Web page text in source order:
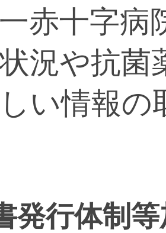
赤十字病
況や抗菌
い情報
発行体制